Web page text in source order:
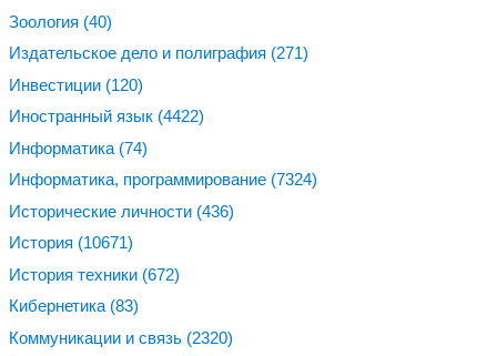
Зоология (40)
Издательское дело и полиграфия (271)
Инвестиции (120)
Иностранный язык (4422)
Информатика (74)
Информатика, программирование (7324)
Исторические личности (436)
История (10671)
История техники (672)
Кибернетика (83)
Коммуникации и связь (2320)